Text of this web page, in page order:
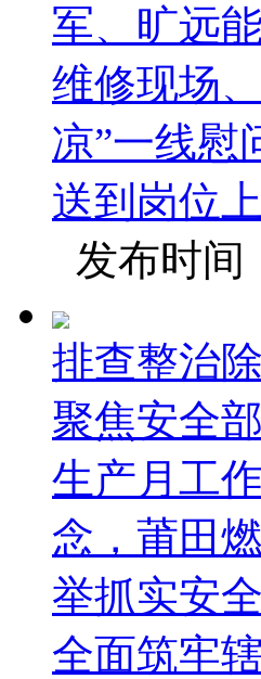
军、旷远
维修现场
凉”一线慰
送到岗位
发布时
排查整治
聚焦安全
生产月工
念，莆田
举抓实安
全面筑牢